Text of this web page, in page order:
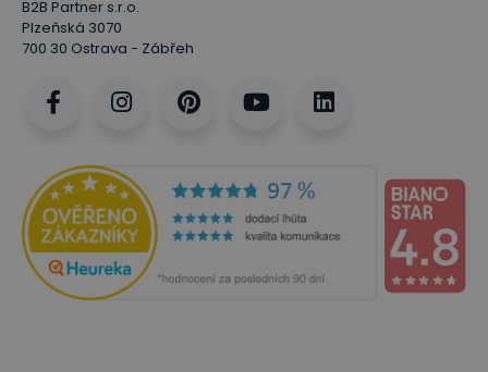
B2B Partner s.r.o.
Plzeňská 3070
700 30 Ostrava - Zábřeh